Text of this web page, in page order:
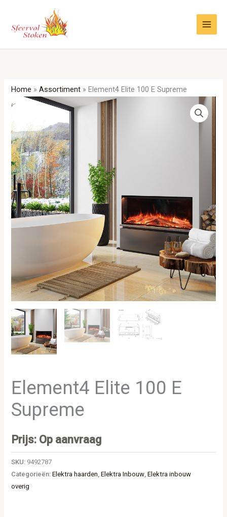
inhoud
Home »Assortiment » Element4 Elite 100 E Supreme
Element4 Elite 100 E
Supreme
Prijs: Op aanvraag
SKU: 9492787
Categorieën:Elektra haarden ,Elektra Inbouw ,Elektra inbouw
overig